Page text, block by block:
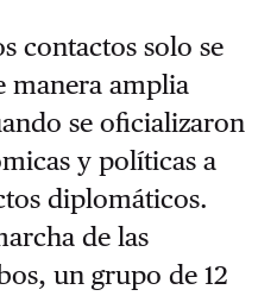
contactos solo se
manera amplia
se oficializaron
y políticas a
diplomáticos.
de las
un grupo de 12